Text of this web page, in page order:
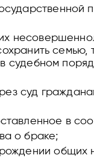
судебном
суд
в
о браке;
рождении